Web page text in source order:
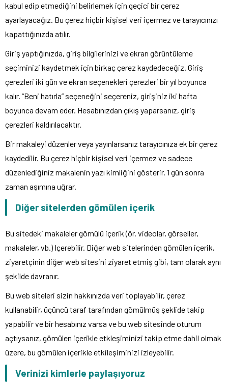
kabul edip etmediğini belirlemek için geçici bir çerez
ayarlayacağız. Bu çerez hiçbir kişisel veri içermez ve tarayıcınızı
kapattığınızda atılır.
Giriş yaptığınızda, giriş bilgilerinizi ve ekran görüntüleme
seçiminizi kaydetmek için birkaç çerez kaydedeceğiz. Giriş
çerezleri iki gün ve ekran seçenekleri çerezleri bir yıl boyunca
kalır. “Beni hatırla” seçeneğini seçereniz, girişiniz iki hafta
boyunca devam eder. Hesabınızdan çıkış yaparsanız, giriş
çerezleri kaldırılacaktır.
Bir makaleyi düzenler veya yayınlarsanız tarayıcınıza ek bir çerez
kaydedilir. Bu çerez hiçbir kişisel veri içermez ve sadece
düzenlediğiniz makalenin yazı kimliğini gösterir. 1 gün sonra
zaman aşımına uğrar.
Diğer sitelerden gömülen içerik
Bu sitedeki makaleler gömülü içerik (ör. videolar, görseller,
makaleler, vb.) Içerebilir. Diğer web sitelerinden gömülen içerik,
ziyaretçinin diğer web sitesini ziyaret etmiş gibi, tam olarak aynı
şekilde davranır.
Bu web siteleri sizin hakkınızda veri toplayabilir, çerez
kullanabilir, üçüncü taraf tarafından gömülmüş şeklide takip
yapabilir ve bir hesabınız varsa ve bu web sitesinde oturum
açtıysanız, gömülen içerikle etkleşiminizi takip etme dahil olmak
üzere, bu gömülen içerikle etkileşiminizi izleyebilir.
Verinizi kimlerle paylaşıyoruz